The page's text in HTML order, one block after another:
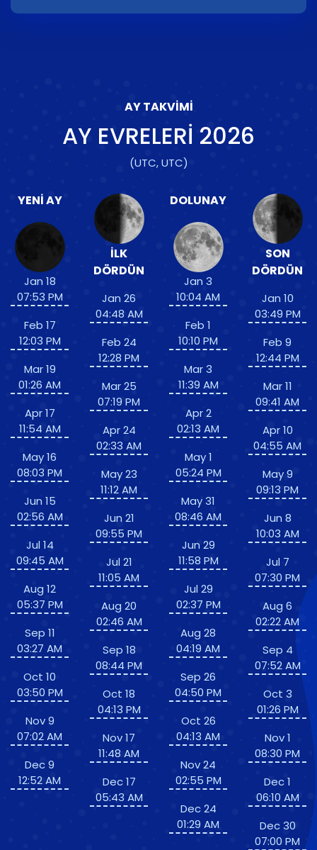
AY TAKVIMI
AY EVRELERI 2026
(UTC, UTC)
YENI AY
Jan 18
07:53 PM
Feb 17
12:03 PM
Mar 19
01:26 AM
Apr 17
11:54 AM
May 16
08:03 PM
Jun 15
02:56 AM
Jul 14
09:45 AM
Aug 12
05:37 PM
Sep 11
03:27 AM
Oct 10
03:50 PM
Nov 9
07:02 AM
Dec 9
12:52 AM
İLK
DÖRDÜN
Jan 26
04:48 AM
Feb 24
12:28 PM
Mar 25
07:19 PM
Apr 24
02:33 AM
May 23
11:12 AM
Jun 21
09:55 PM
Jul 21
11:05 AM
Aug 20
02:46 AM
Sep 18
08:44 PM
Oct 18
04:13 PM
Nov 17
11:48 AM
Dec 17
05:43 AM
DOLUNAY
Jan 3
10:04 AM
Feb 1
10:10 PM
Mar 3
11:39 AM
Apr 2
02:13 AM
May 1
05:24 PM
May 31
08:46 AM
Jun 29
11:58 PM
Jul 29
02:37 PM
Aug 28
04:19 AM
Sep 26
04:50 PM
Oct 26
04:13 AM
Nov 24
02:55 PM
Dec 24
01:29 AM
SON
DÖRDÜN
Jan 10
03:49 PM
Feb 9
12:44 PM
Mar 11
09:41 AM
Apr 10
04:55 AM
May 9
09:13 PM
Jun 8
10:03 AM
Jul 7
07:30 PM
Aug 6
02:22 AM
Sep 4
07:52 AM
Oct 3
01:26 PM
Nov 1
08:30 PM
Dec 1
06:10 AM
Dec 30
07:00 PM